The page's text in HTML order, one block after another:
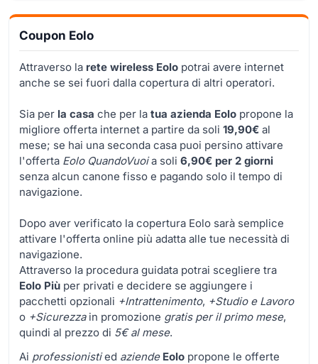
Coupon Eolo
Attraverso la rete wireless Eolo potrai avere internet
anche se sei fuori dalla copertura di altri operatori.
Sia per la casa che per la tua azienda Eolo propone la
migliore offerta internet a partire da soli 19,90€ al
mese; se hai una seconda casa puoi persino attivare
l'offerta Eolo QuandoVuoia soli 6,90€ per 2 giorni
senza alcun canone fisso e pagando solo il tempo di
navigazione.
Dopo aver verificato la copertura Eolo sarà semplice
attivare l'offerta online più adatta alle tue necessità di
navigazione.
Attraverso la procedura guidata potrai scegliere tra
Eolo Più per privati e decidere se aggiungere i
pacchetti opzionali +Intrattenimento, +Studio e Lavoro
o +Sicurezzain promozione gratis per il primo mese,
quindi al prezzo di 5€ al mese.
Ai professionistied aziende Eolo propone le offerte